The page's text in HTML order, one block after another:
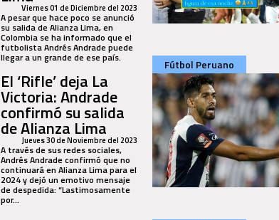
Viernes 01 de Diciembre del 2023
A pesar que hace poco se anunció
su salida de Alianza Lima, en
Colombia se ha informado que el
futbolista Andrés Andrade puede
llegar a un grande de ese país.
El ‘Rifle’ deja La
Victoria: Andrade
confirmó su salida
de Alianza Lima
Jueves 30 de Noviembre del 2023
A través de sus redes sociales,
Andrés Andrade confirmó que no
continuará en Alianza Lima para el
2024 y dejó un emotivo mensaje
de despedida: “Lastimosamente
por...
Fútbol Peruano